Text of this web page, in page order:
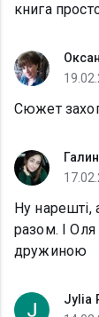
книга
Сюжет
Ну нарешті,
разом. І
дружиною
Jylia